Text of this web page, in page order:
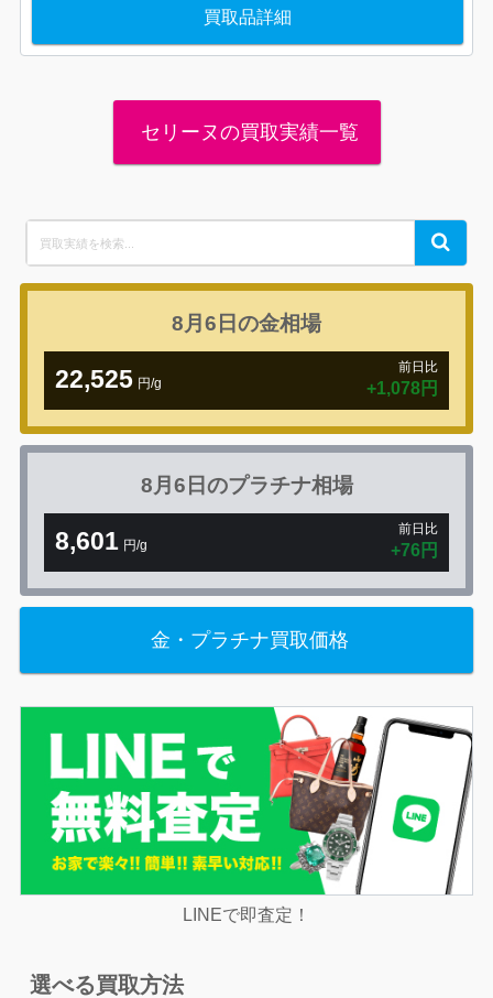
買取品詳細
セリーヌの買取実績一覧
for:
Search
8月6日の金相場
22,525 円/g
前日比
+1,078円
8月6日のプラチナ相場
8,601 円/g
前日比
+76円
金・プラチナ買取価格
LINEで即査定！
選べる買取方法